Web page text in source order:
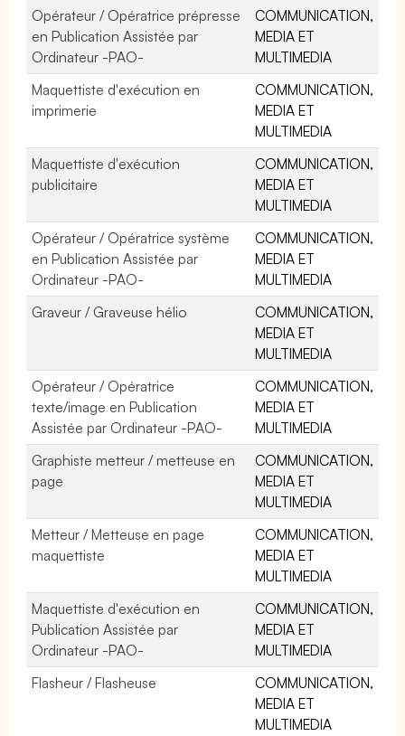
Opérateur / Opératrice prépresse
en Publication Assistée par
Ordinateur -PAO-
COMMUNICATION,
MEDIA ET
MULTIMEDIA
Maquettiste d'exécution en
imprimerie
COMMUNICATION,
MEDIA ET
MULTIMEDIA
Maquettiste d'exécution
publicitaire
COMMUNICATION,
MEDIA ET
MULTIMEDIA
Opérateur / Opératrice système
en Publication Assistée par
Ordinateur -PAO-
COMMUNICATION,
MEDIA ET
MULTIMEDIA
Graveur / Graveuse hélio
COMMUNICATION,
MEDIA ET
MULTIMEDIA
Opérateur / Opératrice
texte/image en Publication
Assistée par Ordinateur -PAO-
COMMUNICATION,
MEDIA ET
MULTIMEDIA
Graphiste metteur / metteuse en
page
COMMUNICATION,
MEDIA ET
MULTIMEDIA
Metteur / Metteuse en page
maquettiste
COMMUNICATION,
MEDIA ET
MULTIMEDIA
Maquettiste d'exécution en
Publication Assistée par
Ordinateur -PAO-
COMMUNICATION,
MEDIA ET
MULTIMEDIA
Flasheur / Flasheuse
COMMUNICATION,
MEDIA ET
MULTIMEDIA